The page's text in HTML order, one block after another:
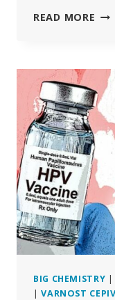
READ MORE
ALI
BO
ZA
IN
BIG CHEMISTRY |
|VARNOST CEPIV